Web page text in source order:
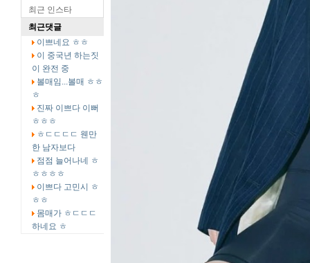
최근 인스타
최근댓글
이쁘네요 ㅎㅎ
이 중국년 하는짓
이 완전 중
볼매임...볼매 ㅎㅎ
ㅎ
진짜 이쁘다 이뻐
ㅎㅎㅎ
ㅎㄷㄷㄷㄷ 웬만
한 남자보다
점점 늘어나네 ㅎ
ㅎㅎㅎㅎ
이쁘다 고민시 ㅎ
ㅎㅎ
몸매가 ㅎㄷㄷㄷ
하네요 ㅎ